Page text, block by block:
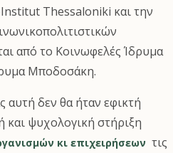
Thessaloniki και την
από το Κοινωφελές Ίδρυμα
Μποδοσάκη.
δεν θα ήταν εφικτή
και ψυχολογική στήριξη
κι επιχειρήσεων τις